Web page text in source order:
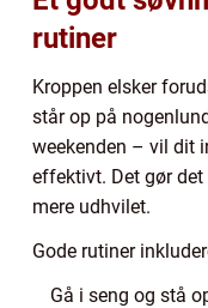
rutiner
Kroppen elsker
står op på
weekenden – vil dit
effektivt. Det gør
mere udhvilet.
Gode rutiner
Gå i seng og stå